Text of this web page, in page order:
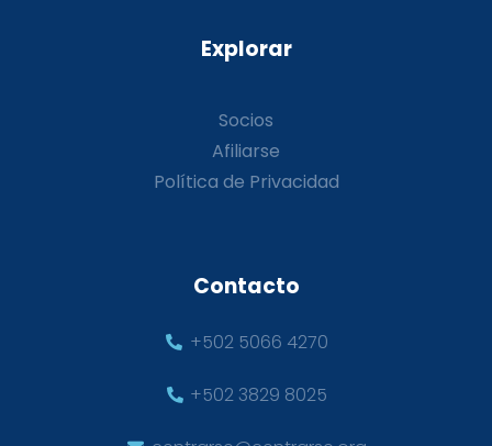
Explorar
Socios
Afiliarse
Política de Privacidad
Contacto
+502 5066 4270
+502 3829 8025